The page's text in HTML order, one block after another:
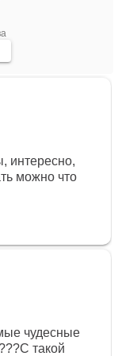
своей
Спасибо!
интересно,
можно что
чудесные
такой